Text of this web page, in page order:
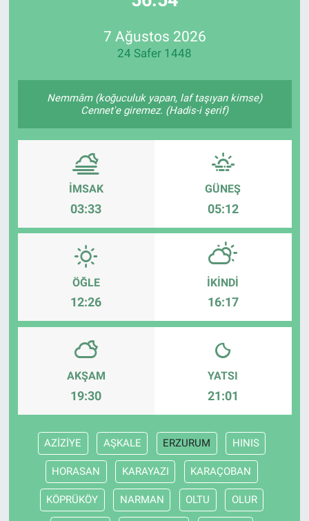
7 Ağustos 2026
24 Safer 1448
Nemmâm (koğuculuk yapan, laf taşıyan kimse)
Cennet'e giremez. (Hadis-i şerif)
İMSAK
03:33
GÜNEŞ
05:12
ÖĞLE
12:26
İKINDI
16:17
AKŞAM
19:30
YATSI
21:01
AZİZİYE AŞKALE ERZURUM HINIS
HORASAN KARAYAZI KARAÇOBAN
KÖPRÜKÖY NARMAN OLTU OLUR